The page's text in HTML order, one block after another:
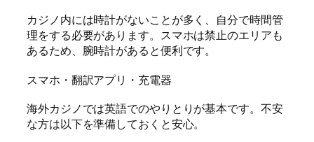
カジノ内には時計がないことが多く、自分で時間管
理をする必要があります。スマホは禁止のエリアも
あるため、腕時計があると便利です。
スマホ・翻訳アプリ・充電器
海外カジノでは英語でのやりとりが基本です。不安
な方は以下を準備しておくと安心。